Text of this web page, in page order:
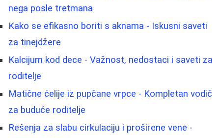
nega posle tretmana
Kako se efikasno boriti s aknama - Iskusni saveti
za tinejdžere
Kalcijum kod dece - Važnost, nedostaci i saveti za
roditelje
Matične ćelije iz pupčane vrpce - Kompletan vodič
za buduće roditelje
Rešenja za slabu cirkulaciju i proširene vene -